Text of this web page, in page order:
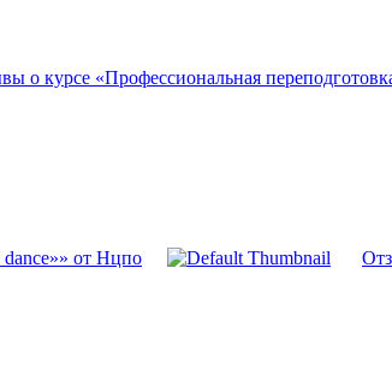
о курсе «Профессиональная
dance»» от Нцпо